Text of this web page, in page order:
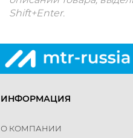
Shift+Enter.
ИНФОРМАЦИЯ
О КОМПАНИИ